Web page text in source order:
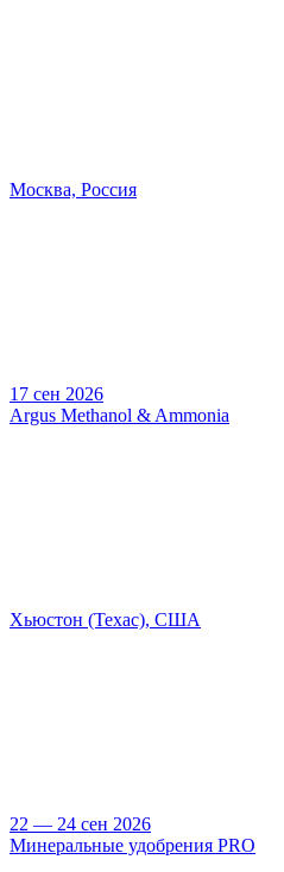
Москва, Россия
17 сен 2026
Argus Methanol & Ammonia
Хьюстон (Техас), США
22 — 24 сен 2026
Минеральные удобрения PRO